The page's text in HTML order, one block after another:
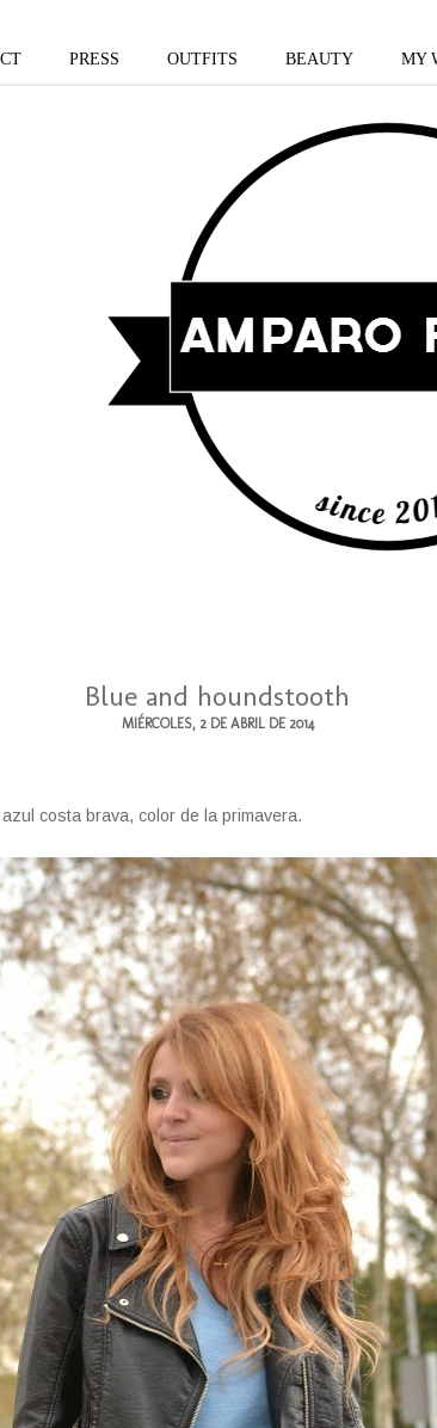
PRESS OUTFITS BEAUTY MY
Blue and houndstooth
MIÉRCOLES, 2 DE ABRIL DE 2014
costa brava, color de la primavera.